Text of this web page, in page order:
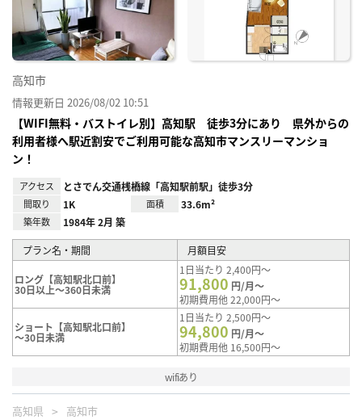
高知市
情報更新日 2026/08/02 10:51
【WIFI無料・バストイレ別】高知駅 徒歩3分にあり 県外からの
利用者様へ駅近割安でご利用可能な高知市マンスリーマンショ
ン！
アクセス とさでん交通桟橋線「高知駅前駅」徒歩3分
間取り 1K 面積 33.6m²
築年数 1984年 2月 築
プラン名・期間 月額目安
ロング【高知駅北口前】
30日以上～360日未満
1日当たり 2,400円～
91,800 円/月～
初期費用他 22,000円～
ショート【高知駅北口前】
～30日未満
1日当たり 2,500円～
94,800 円/月～
初期費用他 16,500円～
wifiあり
高知県 高知市